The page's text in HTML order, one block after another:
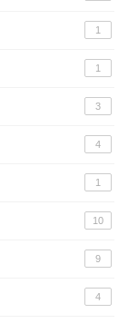
1
1
3
4
1
10
9
4